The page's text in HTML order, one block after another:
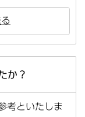
か？
考といたしま